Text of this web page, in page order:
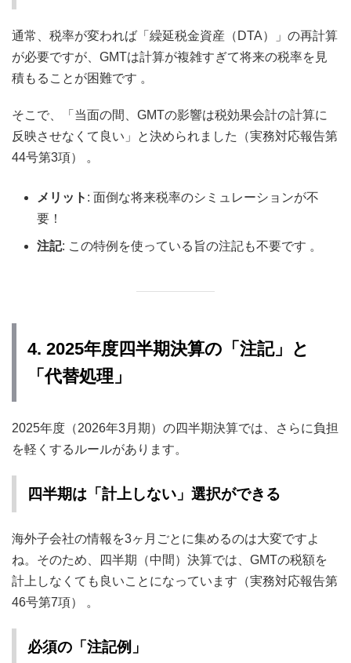
通常、税率が変われば「繰延税金資産（DTA）」の再計算
が必要ですが、GMTは計算が複雑すぎて将来の税率を見
積もることが困難です 。
そこで、「当面の間、GMTの影響は税効果会計の計算に
反映させなくて良い」と決められました（実務対応報告第
44号第3項） 。
メリット : 面倒な将来税率のシミュレーションが不
要！
注記: この特例を使っている旨の注記も不要です 。
4. 2025年度四半期決算の「注記」と
「代替処理」
2025年度（2026年3月期）の四半期決算では、さらに負担
を軽くするルールがあります。
四半期は「計上しない」選択ができる
海外子会社の情報を3ヶ月ごとに集めるのは大変ですよ
ね。そのため、四半期（中間）決算では、GMTの税額を
計上しなくても良いことになっています（実務対応報告第
46号第7項） 。
必須の「注記例」